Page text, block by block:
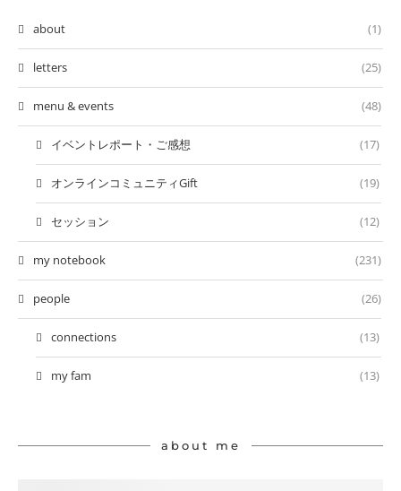
about (1)
letters (25)
menu & events (48)
イベントレポート・ご感想 (17)
オンラインコミュニティGift (19)
セッション (12)
my notebook (231)
people (26)
connections (13)
my fam (13)
about me